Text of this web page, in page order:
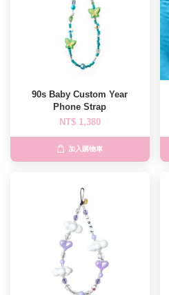
90s Baby Custom Year
Phone Strap
NT$ 1,380
加入購物車